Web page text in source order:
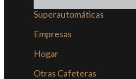
Superautomáticas
Empresas
Hogar
Otras Cafeteras